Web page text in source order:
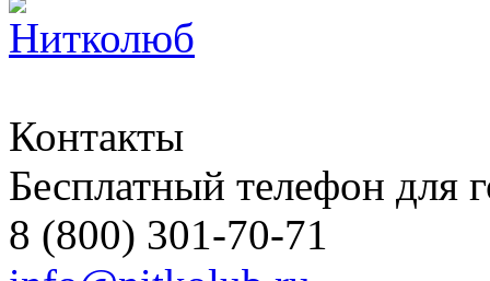
Контакты
Бесплатный телефон для
8 (800) 301-70-71